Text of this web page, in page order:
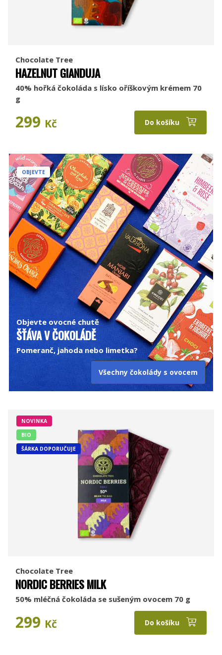
Chocolate Tree
HAZELNUT GIANDUJA
40% hořká čokoláda s lísko oříškovým krémem 70
g
299 Kč Do košíku
OBJEVTE
Objevte ovocné chutě
ŠŤÁVA V ČOKOLÁDĚ
Pomeranč, jahoda nebo limetka?
Všechny čokolády s ovocem
NOVINKA
BIO
ŠÁRKA DOPORUČUJE
Chocolate Tree
NORDIC BERRIES MILK
50% mléčná čokoláda se sušeným ovocem 70 g
299 Kč Do košíku